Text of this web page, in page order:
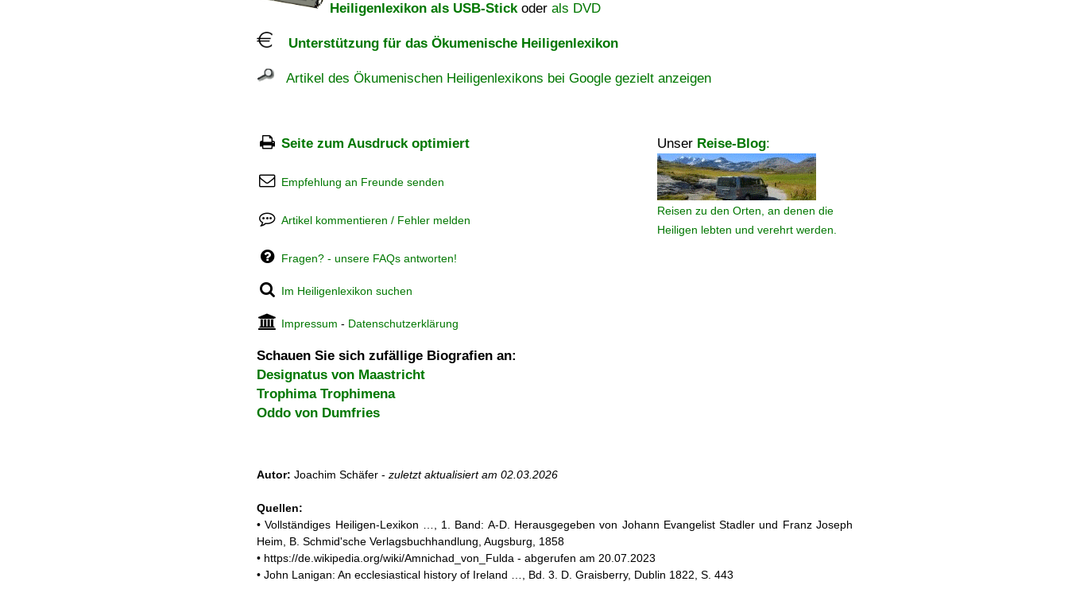
Heiligenlexikon als USB-Stickoder als DVD
Unterstützung für das Ökumenische Heiligenlexikon
Artikel des Ökumenischen Heiligenlexikons bei Google gezielt anzeigen
Seite zum Ausdruck optimiert Unser Reise-Blog:
Reisen zu den Orten, an denen die
Heiligen lebten und verehrt werden.
Empfehlung an Freunde senden
Artikel kommentieren / Fehler melden
Fragen? - unsere FAQs antworten!
Im Heiligenlexikon suchen
Impressum - Datenschutzerklärung
Schauen Sie sich zufällige Biografien an:
Designatus von Maastricht
Trophima Trophimena
Oddo von Dumfries
Autor: Joachim Schäfer - zuletzt aktualisiert am 02.03.2026
Quellen:
• Vollständiges Heiligen-Lexikon …, 1. Band: A-D. Herausgegeben von Johann Evangelist Stadler und Franz Joseph
Heim, B. Schmid'sche Verlagsbuchhandlung, Augsburg, 1858
• https://de.wikipedia.org/wiki/Amnichad_von_Fulda - abgerufen am 20.07.2023
• John Lanigan: An ecclesiastical history of Ireland …, Bd. 3. D. Graisberry, Dublin 1822, S. 443